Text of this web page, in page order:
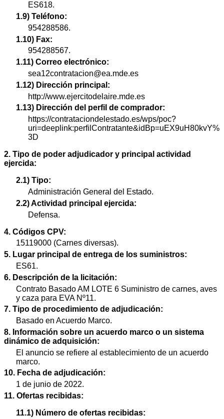
ES618.
1.9) Teléfono:
954288586.
1.10) Fax:
954288567.
1.11) Correo electrónico:
sea12contratacion@ea.mde.es
1.12) Dirección principal:
http://www.ejercitodelaire.mde.es
1.13) Dirección del perfil de comprador:
https://contrataciondelestado.es/wps/poc?
uri=deeplink:perfilContratante&idBp=uEX9uH80kvY%
3D
2. Tipo de poder adjudicador y principal actividad
ejercida:
2.1) Tipo:
Administración General del Estado.
2.2) Actividad principal ejercida:
Defensa.
4. Códigos CPV:
15119000 (Carnes diversas).
5. Lugar principal de entrega de los suministros:
ES61.
6. Descripción de la licitación:
Contrato Basado AM LOTE 6 Suministro de carnes, aves
y caza para EVA Nº11.
7. Tipo de procedimiento de adjudicación:
Basado en Acuerdo Marco.
8. Información sobre un acuerdo marco o un sistema
dinámico de adquisición:
El anuncio se refiere al establecimiento de un acuerdo
marco.
10. Fecha de adjudicación:
1 de junio de 2022.
11. Ofertas recibidas:
11.1) Número de ofertas recibidas: